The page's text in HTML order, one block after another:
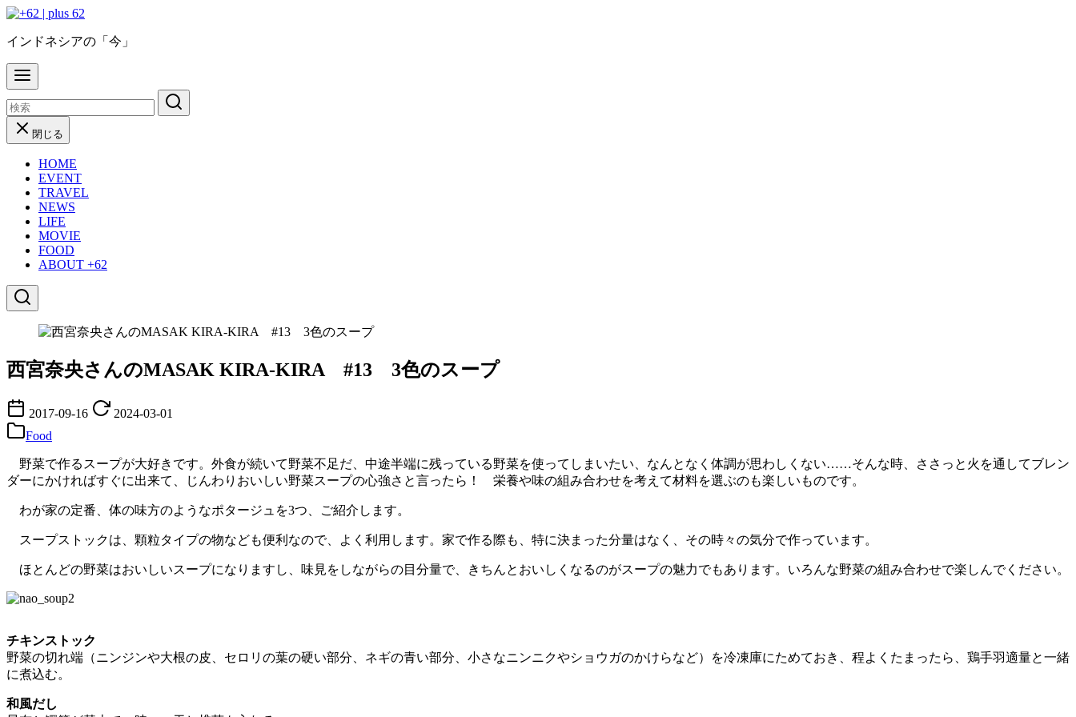
コ
テ
ン
ツ
へ
移
動
インドネシアの「今」
閉じる
HOME
EVENT
TRAVEL
NEWS
LIFE
MOVIE
FOOD
ABOUT +62
西宮奈央さんのMASAK KIRA-KIRA #13 3色のスープ
2017-09-16
2024-03-01
Food
野菜で作るスープが大好きです。外食が続いて野菜不足だ、中途半端に残っている野菜を使ってしまいたい、なんとなく体調が思わしくない……そんな時、ささっと火を通してブレン
ダーにかければすぐに出来て、じんわりおいしい野菜スープの心強さと言ったら！ 栄養や味の組み合わせを考えて材料を選ぶのも楽しいものです。
わが家の定番、体の味方のようなポタージュを3つ、ご紹介します。
スープストックは、顆粒タイプの物なども便利なので、よく利用します。家で作る際も、特に決まった分量はなく、その時々の気分で作っています。
ほとんどの野菜はおいしいスープになりますし、味見をしながらの目分量で、きちんとおいしくなるのがスープの魅力でもあります。いろんな野菜の組み合わせで楽しんでください。
チキンストック
野菜の切れ端（ニンジンや大根の皮、セロリの葉の硬い部分、ネギの青い部分、小さなニンニクやショウガのかけらなど）を冷凍庫にためておき、程よくたまったら、鶏手羽適量と一緒
に煮込む。
和風だし